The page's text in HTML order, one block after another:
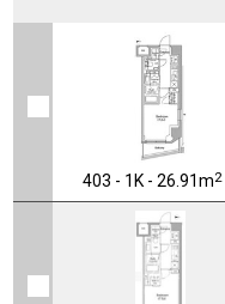
403 - 1K - 26.91m2